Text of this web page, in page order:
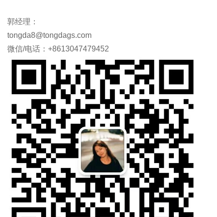
郭经理：
tongda8@tongdags.com
微信/电话：+8613047479452